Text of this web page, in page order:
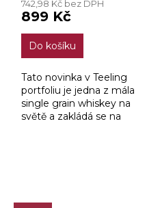
produktu
je
4,0
5
hvězdiček.
742,98 Kč bez DPH
899 Kč
Do košíku
Tato novinka v Teeling
portfoliu je jedna z mála
single grain whiskey na
světě a zakládá se na